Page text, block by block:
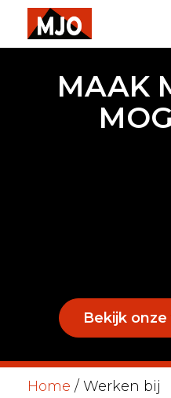
Skip
MAAK
Bekijk
Home / Werken bij